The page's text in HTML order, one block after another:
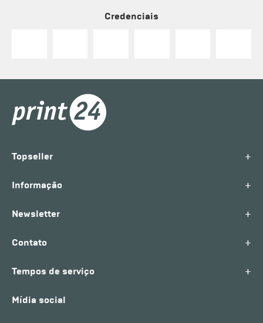
Credenciais
Topseller +
Informação +
Newsletter +
Contato +
Tempos de serviço +
Mídia social